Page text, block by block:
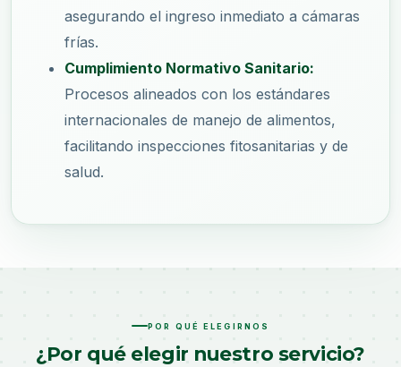
asegurando el ingreso inmediato a cámaras
frías.
Cumplimiento Normativo Sanitario:
Procesos alineados con los estándares
internacionales de manejo de alimentos,
facilitando inspecciones fitosanitarias y de
salud.
POR QUÉ ELEGIRNOS
¿Por qué elegir nuestro servicio?